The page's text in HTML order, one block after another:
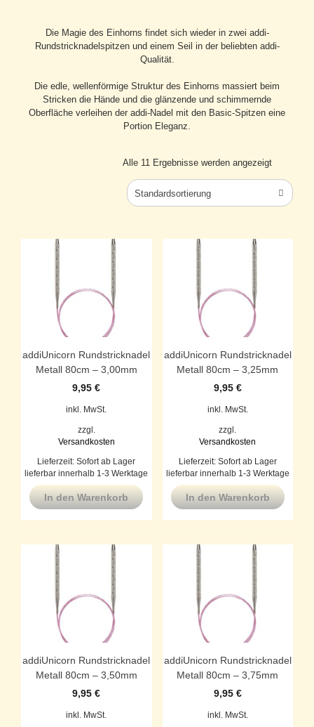
Die Magie des Einhorns findet sich wieder in zwei addi-
Rundstricknadelspitzen und einem Seil in der beliebten addi-
Qualität.
Die edle, wellenförmige Struktur des Einhorns massiert beim
Stricken die Hände und die glänzende und schimmernde
Oberfläche verleihen der addi-Nadel mit den Basic-Spitzen eine
Portion Eleganz.
Alle 11 Ergebnisse werden angezeigt
Standardsortierung
addiUnicorn Rundstricknadel
Metall 80cm – 3,00mm
9,95€
inkl. MwSt.
zzgl.
Versandkosten
Lieferzeit:Sofort ab Lager
lieferbar innerhalb 1-3 Werktage
In den Warenkorb
addiUnicorn Rundstricknadel
Metall 80cm – 3,25mm
9,95 €
inkl. MwSt.
zzgl.
Versandkosten
Lieferzeit: Sofort ab Lager
lieferbar innerhalb 1-3 Werktage
In den Warenkorb
addiUnicorn Rundstricknadel
Metall 80cm – 3,50mm
9,95€
inkl. MwSt.
addiUnicorn Rundstricknadel
Metall 80cm – 3,75mm
9,95 €
inkl. MwSt.